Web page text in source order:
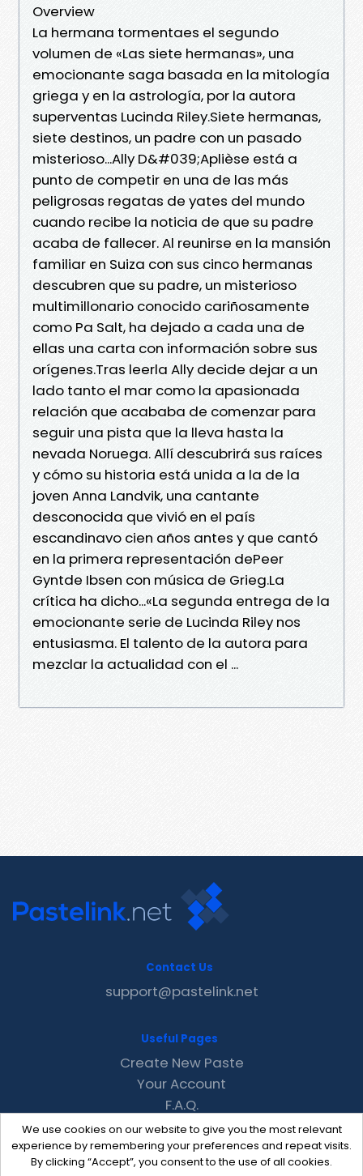
Overview
La hermana tormentaes el segundo
volumen de «Las siete hermanas», una
emocionante saga basada en la mitología
griega y en la astrología, por la autora
superventas Lucinda Riley.Siete hermanas,
siete destinos, un padre con un pasado
misterioso...Ally D&#039;Aplièse está a
punto de competir en una de las más
peligrosas regatas de yates del mundo
cuando recibe la noticia de que su padre
acaba de fallecer. Al reunirse en la mansión
familiar en Suiza con sus cinco hermanas
descubren que su padre, un misterioso
multimillonario conocido cariñosamente
como Pa Salt, ha dejado a cada una de
ellas una carta con información sobre sus
orígenes.Tras leerla Ally decide dejar a un
lado tanto el mar como la apasionada
relación que acababa de comenzar para
seguir una pista que la lleva hasta la
nevada Noruega. Allí descubrirá sus raíces
y cómo su historia está unida a la de la
joven Anna Landvik, una cantante
desconocida que vivió en el país
escandinavo cien años antes y que cantó
en la primera representación dePeer
Gyntde Ibsen con música de Grieg.La
crítica ha dicho...«La segunda entrega de la
emocionante serie de Lucinda Riley nos
entusiasma. El talento de la autora para
mezclar la actualidad con el ...
We use cookies on our website to give you the most relevant
experience by remembering your preferences and repeat visits.
By clicking “Accept”, you consent to the use of all cookies.
Contact Us
support@pastelink.net
Useful Pages
Create New Paste
Your Account
F.A.Q.
Recent
Contact